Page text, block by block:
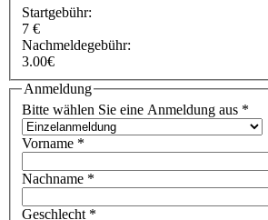
Startgebühr:
7 €
Nachmeldegebühr:
3.00€
Anmeldung
Bitte wählen Sie eine Anmeldung aus *
Vorname *
Nachname *
Geschlecht *